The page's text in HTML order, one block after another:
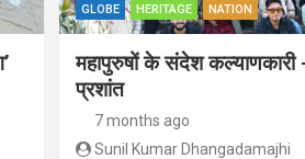
GLOBE HERITAGE NATION
महापुरुषों के संदेश कल्याणकारी
प्रशांत
7 months ago
Sunil Kumar Dhangadamajhi